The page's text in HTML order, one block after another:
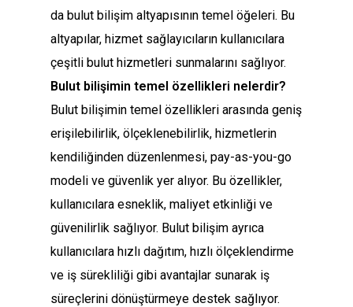
da bulut bilişim altyapısının temel öğeleri. Bu
altyapılar, hizmet sağlayıcıların kullanıcılara
çeşitli bulut hizmetleri sunmalarını sağlıyor.
Bulut bilişimin temel özellikleri nelerdir?
Bulut bilişimin temel özellikleri arasında geniş
erişilebilirlik, ölçeklenebilirlik, hizmetlerin
kendiliğinden düzenlenmesi, pay-as-you-go
modeli ve güvenlik yer alıyor. Bu özellikler,
kullanıcılara esneklik, maliyet etkinliği ve
güvenilirlik sağlıyor. Bulut bilişim ayrıca
kullanıcılara hızlı dağıtım, hızlı ölçeklendirme
ve iş sürekliliği gibi avantajlar sunarak iş
süreçlerini dönüştürmeye destek sağlıyor.